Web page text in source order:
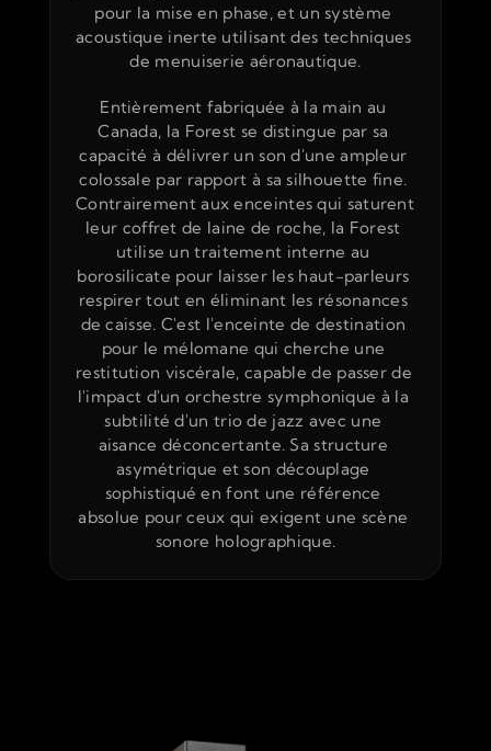
pour la mise en phase, et un système
acoustique inerte utilisant des techniques
de menuiserie aéronautique.
Entièrement fabriquée à la main au
Canada, la Forest se distingue par sa
capacité à délivrer un son d'une ampleur
colossale par rapport à sa silhouette fine.
Contrairement aux enceintes qui saturent
leur coffret de laine de roche, la Forest
utilise un traitement interne au
borosilicate pour laisser les haut-parleurs
respirer tout en éliminant les résonances
de caisse. C'est l'enceinte de destination
pour le mélomane qui cherche une
restitution viscérale, capable de passer de
l'impact d'un orchestre symphonique à la
subtilité d'un trio de jazz avec une
aisance déconcertante. Sa structure
asymétrique et son découplage
sophistiqué en font une référence
absolue pour ceux qui exigent une scène
sonore holographique.